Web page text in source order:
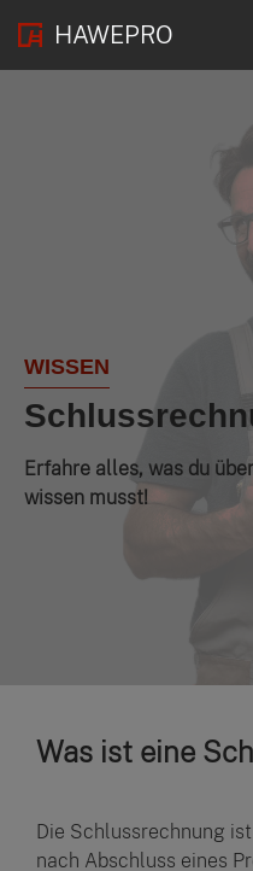
HAWEPRO
WISSEN
Erfahre alles, was du
wissen musst!
Was ist eine
Die Schlussrechnung
nach Abschluss eines